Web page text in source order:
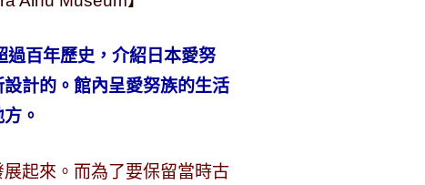
過百年歷史，介紹日本愛努
計的。館內呈愛努族的生活
。
起來。而為了要保留當時古